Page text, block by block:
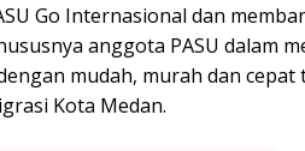
Go Internasional dan
anggota PASU dalam
mudah, murah dan cepat
Kota Medan.